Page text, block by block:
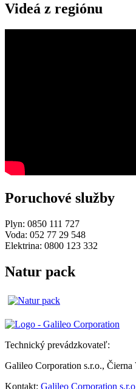
Videá z regiónu
Poruchové služby
Plyn: 0850 111 727
Voda: 052 77 29 548
Elektrina: 0800 123 332
Natur pack
Technický prevádzkovateľ:
Galileo Corporation s.r.o., Čierna
Kontakt: Galileo Corporation